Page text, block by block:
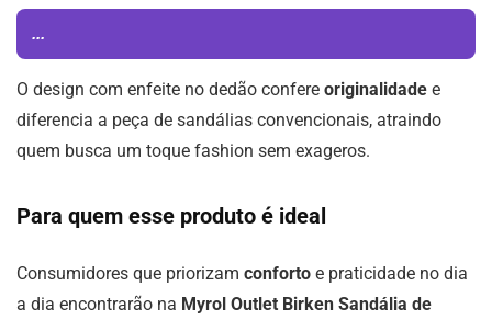
...
O design com enfeite no dedão confere originalidade e
diferencia a peça de sandálias convencionais, atraindo
quem busca um toque fashion sem exageros.
Para quem esse produto é ideal
Consumidores que priorizam conforto e praticidade no dia
a dia encontrarão na Myrol Outlet Birken Sandália de